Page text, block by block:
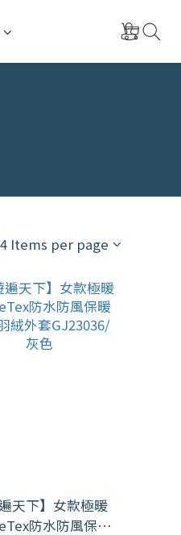
Items per page
遍天下】女款極暖
防水防風保暖